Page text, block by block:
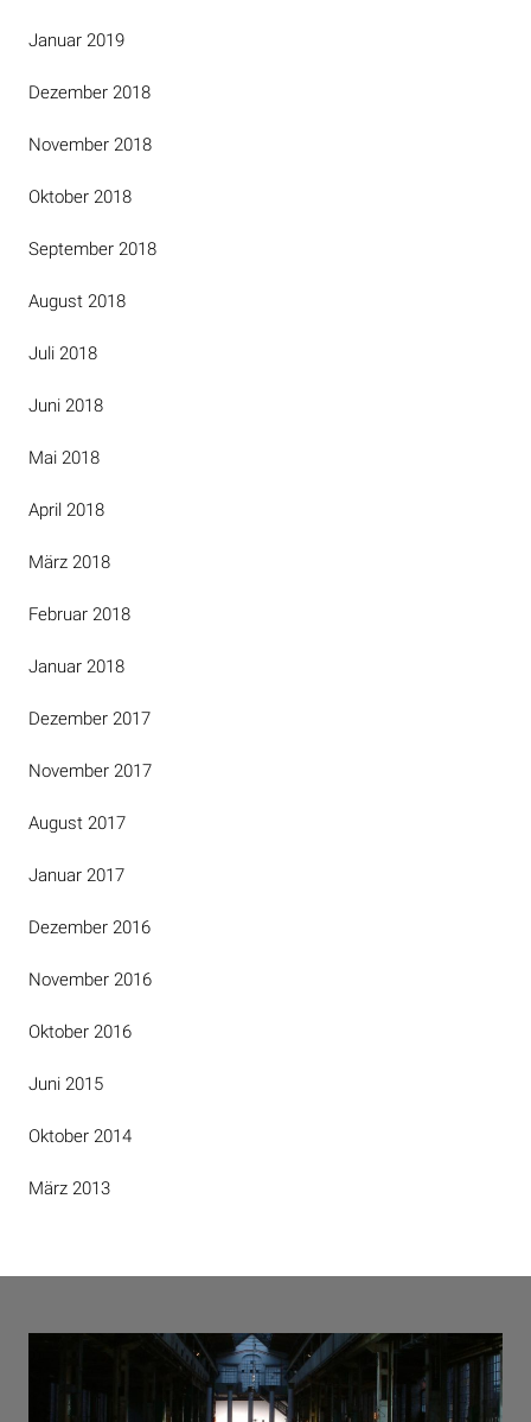
Januar 2019
Dezember 2018
November 2018
Oktober 2018
September 2018
August 2018
Juli 2018
Juni 2018
Mai 2018
April 2018
März 2018
Februar 2018
Januar 2018
Dezember 2017
November 2017
August 2017
Januar 2017
Dezember 2016
November 2016
Oktober 2016
Juni 2015
Oktober 2014
März 2013